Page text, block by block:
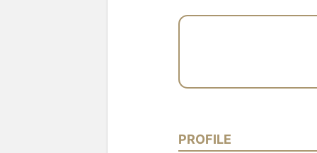
PROFILE